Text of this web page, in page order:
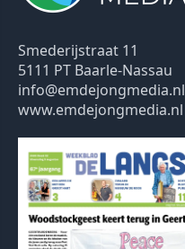
Smederijstraat 11
5111 PT Baarle-Nassau
info@emdejongmedia.nl
www.emdejongmedia.nl